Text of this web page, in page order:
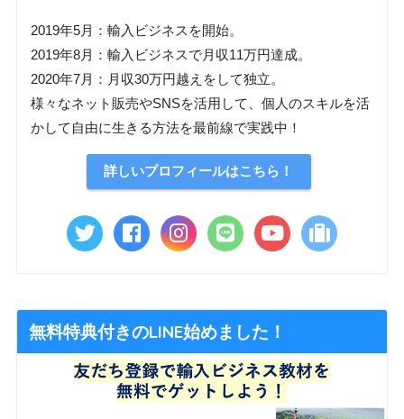
2019年5月：輸入ビジネスを開始。
2019年8月：輸入ビジネスで月収11万円達成。
2020年7月：月収30万円越えをして独立。
様々なネット販売やSNSを活用して、個人のスキルを活
かして自由に生きる方法を最前線で実践中！
詳しいプロフィールはこちら！
無料特典付きのLINE始めました！